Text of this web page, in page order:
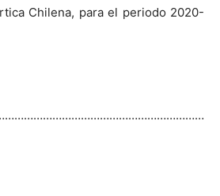
Chilena, para el periodo 2020-